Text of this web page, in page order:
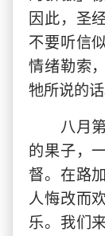
因此，圣
不要听信
情绪勒索
牠所说的话
八月第
的果子，
督。在路
人悔改而
乐。我们